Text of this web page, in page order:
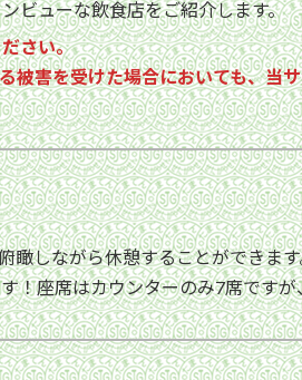
ビューな飲食店をご紹介します。
さい。
被害を受けた場合においても、当
しながら休憩することができま
！座席はカウンターのみ7席ですが